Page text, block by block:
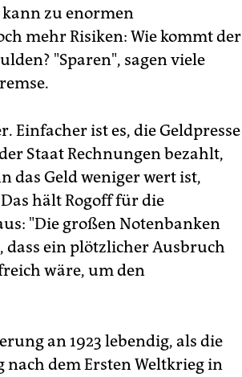
zu enormen
mehr Risiken: Wie kommt der
"Sparen", sagen viele
ist es, die Geldpresse
Staat Rechnungen bezahlt,
das Geld weniger wert ist,
hält Rogoff für die
"Die großen Notenbanken
dass ein plötzlicher Ausbruch
wäre, um den
an 1923 lebendig, als die
dem Ersten Weltkrieg in